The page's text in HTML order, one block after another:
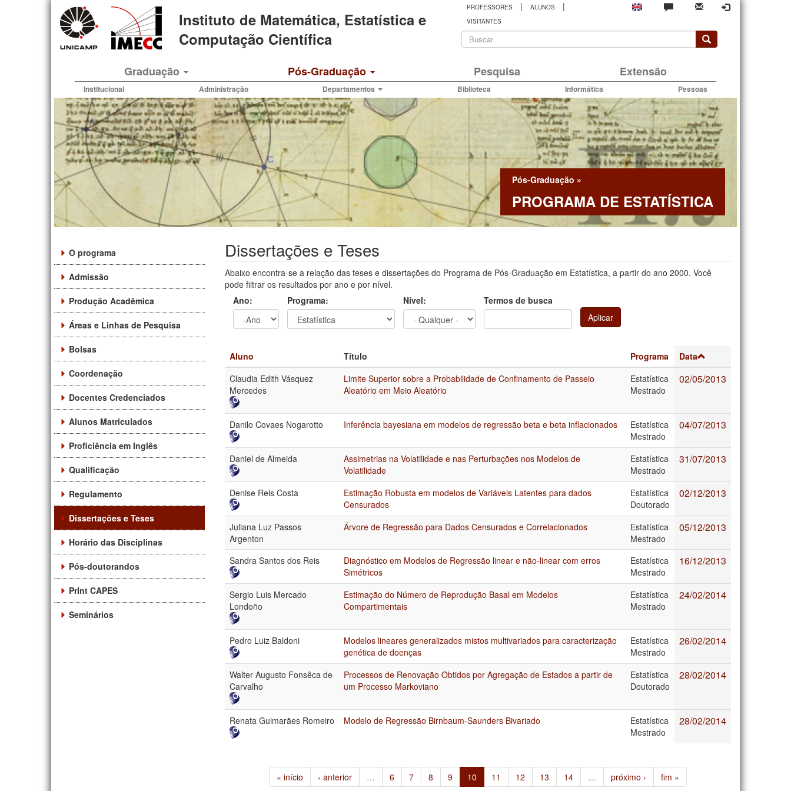
Instituto de Matemática, Estatística e
Computação Científica
PROFESSORES | ALUNOS |
VISITANTES
Formulário
busca
Graduação Pós-Graduação Pesquisa Extensão
Institucional Administração Departamentos Biblioteca Informática Pessoas
Pós-Graduação »
PROGRAMA DE ESTATÍSTICA
O programa
Admissão
Produção Acadêmica
Áreas e Linhas de Pesquisa
Bolsas
Coordenação
Docentes Credenciados
Alunos Matriculados
Proficiência em Inglês
Qualificação
Regulamento
Dissertações e Teses
Horário das Disciplinas
Pós-doutorandos
PrInt CAPES
Seminários
Dissertações e Teses
Abaixo encontra-se a relação das teses e dissertações do Programa de Pós-Graduação em Estatística, a partir do ano 2000. Você
pode filtrar os resultados por ano e por nível.
Ano:
Programa: Nível:
Termos de busca
Aplicar
Aluno Título Programa
Data
Claudia Edith Vásquez
Mercedes
Limite Superior sobre a Probabilidade de Confinamento de Passeio
Aleatório em Meio Aleatório
Estatística
Mestrado
02/05/2013
Danilo Covaes Nogarotto Inferência bayesiana em modelos de regressão beta e beta inflacionados
Estatística
Mestrado
04/07/2013
Daniel de Almeida
Assimetrias na Volatilidade e nas Perturbações nos Modelos de
Volatilidade
Estatística
Mestrado
31/07/2013
Denise Reis Costa
Estimação Robusta em modelos de Variáveis Latentes para dados
Censurados
Estatística
Doutorado
02/12/2013
Juliana Luz Passos
Argenton
Árvore de Regressão para Dados Censurados e Correlacionados
Estatística
Mestrado
05/12/2013
Sandra Santos dos Reis
Diagnóstico em Modelos de Regressão linear e não-linear com erros
Simétricos
Estatística
Mestrado
16/12/2013
Sergio Luis Mercado
Londoño
Estimação do Número de Reprodução Basal em Modelos
Compartimentais
Estatística
Mestrado
24/02/2014
Pedro Luiz Baldoni
Modelos lineares generalizados mistos multivariados para caracterização
genética de doenças
Estatística
Mestrado
26/02/2014
Walter Augusto Fonsêca de
Carvalho
Processos de Renovação Obtidos por Agregação de Estados a partir de
um Processo Markoviano
Estatística
Doutorado
28/02/2014
Renata Guimarães Romeiro Modelo de Regressão Birnbaum-Saunders Bivariado
Estatística
Mestrado
28/02/2014
« início ‹ anterior … 6 7 8 9 10 11 12 13 14 … próximo › fim »